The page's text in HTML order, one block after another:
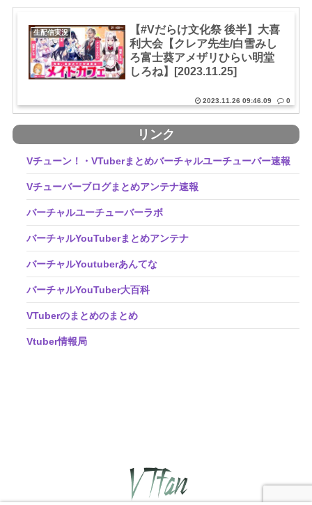
生配信実況
【#Vだらけ文化祭 後半】大喜
利大会【クレア先生/白雪みし
ろ富士葵アメザリひらい明堂
しろね】[2023.11.25]
2023.11.26 09:46.09 0
リンク
Vチューン！・VTuberまとめバーチャルユーチューバー速報
Vチューバーブログまとめアンテナ速報
バーチャルユーチューバーラボ
バーチャルYouTuberまとめアンテナ
バーチャルYoutuberあんてな
バーチャルYouTuber大百科
VTuberのまとめのまとめ
Vtuber情報局